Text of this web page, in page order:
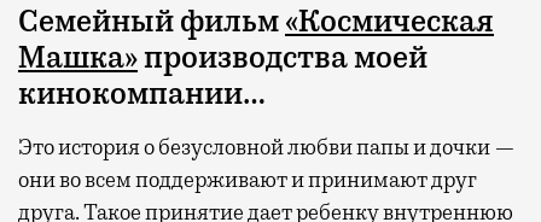
Семейный фильм«Космическая
Машка»производства моей
кинокомпании…
Это история о безусловной любви папы и дочки —
они во всем поддерживают и принимают друг
друга. Такое принятие дает ребенку внутреннюю